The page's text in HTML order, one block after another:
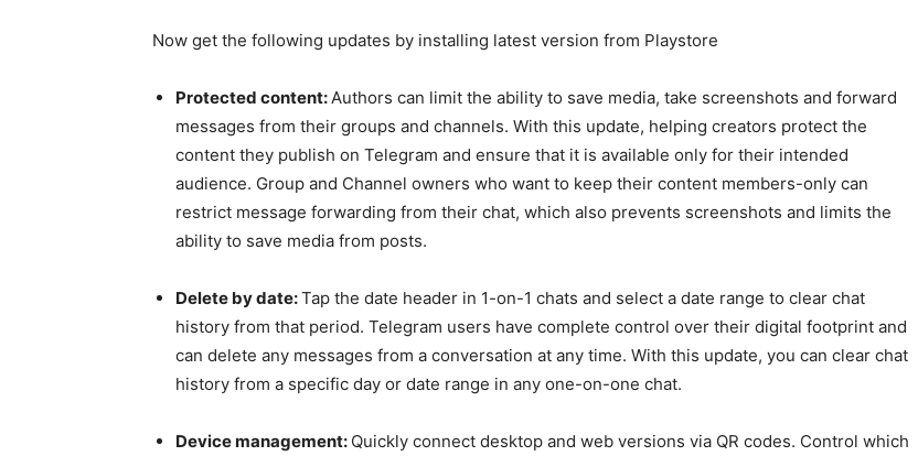
Now get the following updates by installing latest version from Playstore
Protected content: Authors can limit the ability to save media, take screenshots and forward
messages from their groups and channels. With this update, helping creators protect the
content they publish on Telegram and ensure that it is available only for their intended
audience. Group and Channel owners who want to keep their content members-only can
restrict message forwarding from their chat, which also prevents screenshots and limits the
ability to save media from posts.
Delete by date:Tap the date header in 1-on-1 chats and select a date range to clear chat
history from that period. Telegram users have complete control over their digital footprint and
can delete any messages from a conversation at any time. With this update, you can clear chat
history from a specific day or date range in any one-on-one chat.
Device management: Quickly connect desktop and web versions via QR codes. Control which